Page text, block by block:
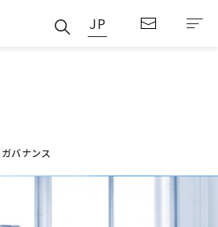
JP
ガバナンス